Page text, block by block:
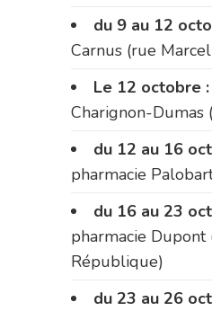
du 9 au 12
Carnus (rue
Le 12 octobre :
Charignon-Dumas
du 12 au 16
pharmacie
du 16 au 23
pharmacie Dupont
République)
du 23 au 26